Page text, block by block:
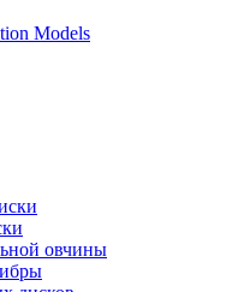
Models
овчины